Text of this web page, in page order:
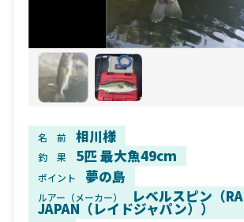
名 前 相川様
釣 果 5匹 最大魚49cm
ポイント 夢の島
ルアー（メーカー） レベルスピン（
JAPAN（レイドジャパン））